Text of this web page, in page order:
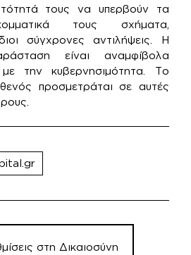
τους να υπερβούν τα
τους σχήματα,
σύγχρονες αντιλήψεις. Η
είναι αναμφίβολα
την κυβερνησιμότητα. Το
προσμετράται σε αυτές
στη Δικαιοσύνη